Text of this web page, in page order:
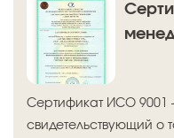
Сертификат ИСО 9001
свидетельствующий о